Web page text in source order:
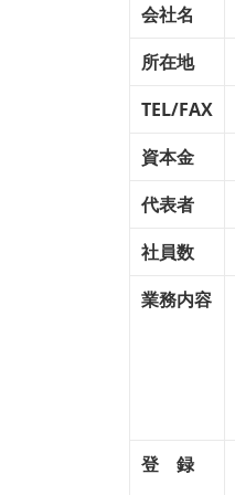
会社名
所在地
TEL/FAX
資本金
代表者
社員数
業務内容
登 録